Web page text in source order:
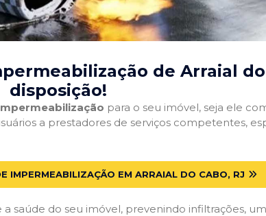
de Arraial do
disposição!
para o seu imóvel, seja ele
a prestadores de serviços competentes,
IMPERMEABILIZAÇÃO EM ARRAIAL DO CABO, RJ
saúde do seu imóvel, prevenindo infiltrações,